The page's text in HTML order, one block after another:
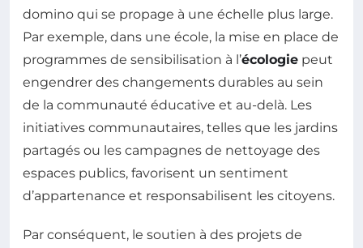
domino qui se propage à une échelle plus large.
Par exemple, dans une école, la mise en place de
programmes de sensibilisation à l’écologie peut
engendrer des changements durables au sein
de la communauté éducative et au-delà. Les
initiatives communautaires, telles que les jardins
partagés ou les campagnes de nettoyage des
espaces publics, favorisent un sentiment
d’appartenance et responsabilisent les citoyens.
Par conséquent, le soutien à des projets de